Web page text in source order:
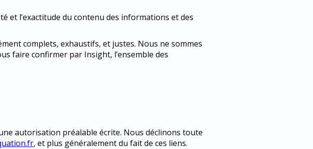
et l’exactitude du contenu des informations et des
complets, exhaustifs, et justes. Nous ne sommes
faire confirmer par Insight, l’ensemble des
autorisation préalable écrite. Nous déclinons toute
, et plus généralement du fait de ces liens.